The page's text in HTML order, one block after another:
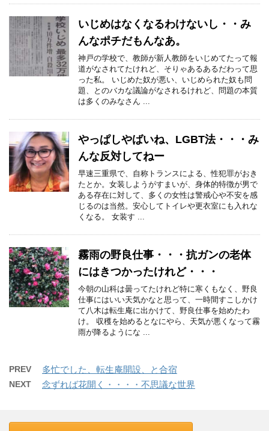
いじめはなくなるわけないし・・み
んなポチだもんなあ。
神戸の学校で、教師が新人教師をいじめてたって報
道がなされてたけれど、そりゃあるあるだわって思
った私。 いじめた奴が悪い、いじめられた奴も問
題、とのバカな議論がなされるけれど、問題の本質
は多くのみなさん ...
やっぱしやばいね、LGBT法・・・み
んな反対してねー
早速三重県で、自称トランスによる、性犯罪がおき
たとか。女装しようがすまいが、身体的特徴が男で
ある存在に対して、多くの女性は警戒心や不安を感
じるのは当然。安心してトイレや更衣室にも入れな
くなる。 女装す ...
霧雨の野良仕事・・・抗ガンの老体
にはきつかったけれど・・・
今朝の山科は曇ってたけれど特に寒くもなく、野良
仕事にはいい天気かなと思って、一時間すこしかけ
て八木は転生庵に出かけて、野良仕事を始めたわ
け。 収穫を始めるとなにやら、天気が悪くなって霧
雨が降るようにな ...
PREV 多忙でした、転生庵開設、と合宿
NEXT 念ずれば花開く・・・・不思議な世界